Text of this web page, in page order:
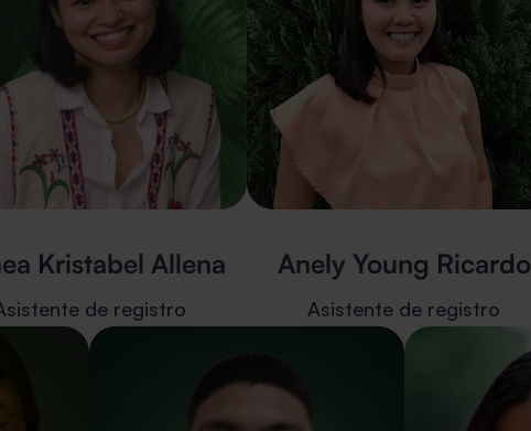
Kristabel Allena
de registro
Anely Young Ricardo
Asistente de registro